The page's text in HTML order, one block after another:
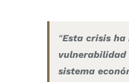
“Esta crisis
vulnerabilidad
sistema